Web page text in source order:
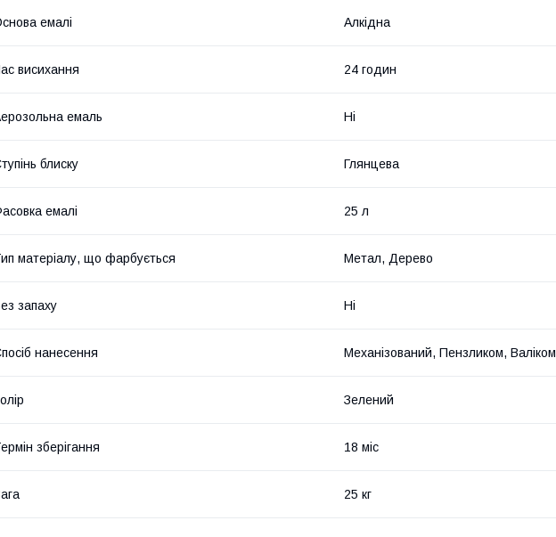
емалі Алкідна
висихання 24 годин
емаль Ні
блиску Глянцева
емалі 25 л
матеріалу, що фарбується Метал, Дерево
запаху Ні
нанесення Механізований, Пензликом, Валіком
Зелений
зберігання 18 міс
25 кг